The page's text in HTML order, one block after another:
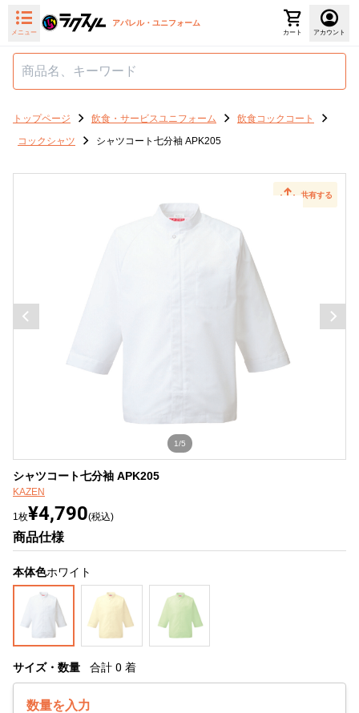
メニュー
アパレル・ユニフォーム
カート アカウント
トップページ 飲食・サービスユニフォーム
飲食コックコート
コックシャツ
シャツコート七分袖 APK205
共有する
1/5
シャツコート七分袖 APK205
KAZEN
1枚¥4,790(税込)
商品仕様
本体色ホワイト
サイズ・数量 合計 0 着
数量を入力